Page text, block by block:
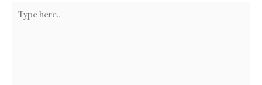
here..